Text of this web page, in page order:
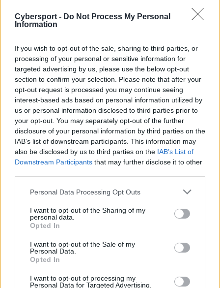
Cybersport - Do Not Process My Personal
Information
If you wish to opt-out of the sale, sharing to third parties, or
processing of your personal or sensitive information for
targeted advertising by us, please use the below opt-out
section to confirm your selection. Please note that after your
opt-out request is processed you may continue seeing
interest-based ads based on personal information utilized by
us or personal information disclosed to third parties prior to
your opt-out. You may separately opt-out of the further
disclosure of your personal information by third parties on the
IAB’s list of downstream participants. This information may
also be disclosed by us to third parties on the IAB’s List of
Downstream Participants that may further disclose it to other
Personal Data Processing Opt Outs
I want to opt-out of the Sharing of my
personal data.
Opted In
I want to opt-out of the Sale of my
Personal Data.
Opted In
I want to opt-out of processing my
Personal Data for Targeted Advertising.
komentatorów i ekspertów.
ESL rozgrywek komentarz powierzono Maciejowi
"Morgenowi" Żuchowskiemu oraz Kubie "KubiKowi"
Kubiakowi. Duet ten współpracował ze sobą już przy
okazji wielu wydarzeń, w tym także tegorocznego
Majora Intel Extreme Masters Katowice 2019, nic więc
dziwnego, że i tym razem odpowiadać on będzie za
opowiadanie widzom tego, co właśnie dzieje się na
serwerze.
>> Kup bilet na finały ESL MP! <<
W przerwie między kolejnymi spotkaniami coś do
który tym razem tworzyć będą dobrze wszystkim znany
Łukasz "Hermes" Pożyczek, a także Maciej "Luz" Bugaj,
czyli były zawodnik m.in. PRIDE oraz Codewise Unicorns.
"Testree" Mątkowski, który podczas analizy wcieli się w
rolę prowadzącego. Na scenie zawodów pojawi się
m.in. przeprowadzanie wywiadów z uczestnikami.